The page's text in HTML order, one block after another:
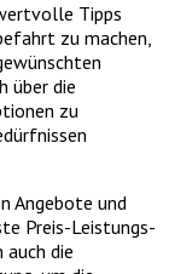
Tipps
zu machen,
über die
zu
Angebote und
Preis-Leistungs-
die